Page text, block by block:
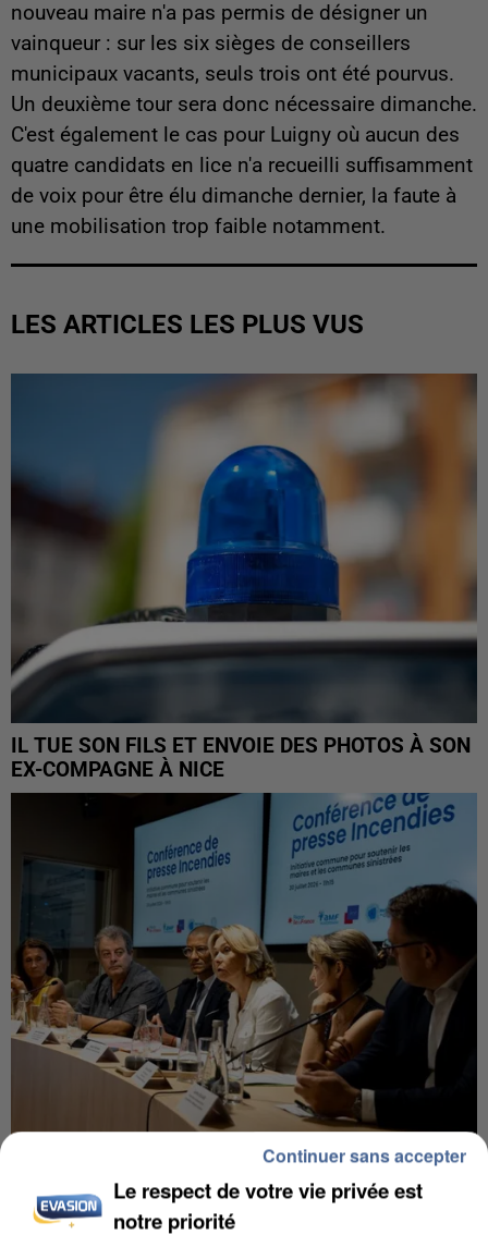
nouveau maire n'a pas permis de désigner un
vainqueur : sur les six sièges de conseillers
municipaux vacants, seuls trois ont été pourvus.
Un deuxième tour sera donc nécessaire dimanche.
C'est également le cas pour Luigny où aucun des
quatre candidats en lice n'a recueilli suffisamment
de voix pour être élu dimanche dernier, la faute à
une mobilisation trop faible notamment.
LES ARTICLES LES PLUS VUS
IL TUE SON FILS ET ENVOIE DES PHOTOS À SON
EX-COMPAGNE À NICE
INCENDIES : L’ÎLE-DE-FRANCE LANCE UN ÉLAN
DE SOLIDARITÉ AVEC LES...
Le respect de votre vie privée est
notre priorité
Continuer sans accepter